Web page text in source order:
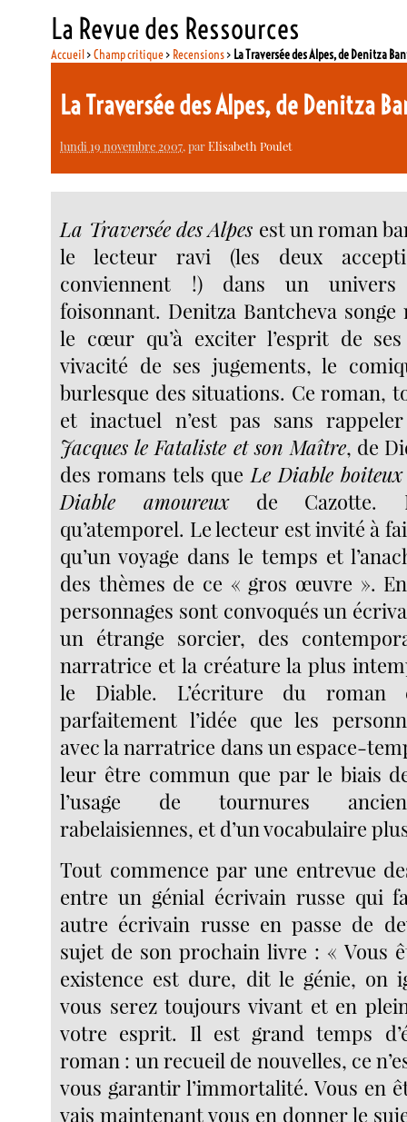
La Revue des Ressources
Accueil>Champ critique> Recensions> La Traversée des Alpes, de Denitza
La Traversée des Alpes, de Denitza
lundi 19 novembre 2007, parElisabeth Poulet
La Traversée des Alpes est un roman
le lecteur ravi (les deux
conviennent !) dans un univers
foisonnant. Denitza Bantcheva
le cœur qu’à exciter l’esprit de
vivacité de ses jugements, le
burlesque des situations. Ce roman,
et inactuel n’est pas sans rappeler
Jacques le Fataliste et son Maître, de
des romans tels que Le Diable boiteux
Diable amoureuxde Cazotte.
qu’atemporel. Le lecteur est invité à
qu’un voyage dans le temps et
des thèmes de ce « gros œuvre ».
personnages sont convoqués un
un étrange sorcier, des
narratrice et la créature la plus
le Diable. L’écriture du roman
parfaitement l’idée que les
avec la narratrice dans un espace-
leur être commun que par le biais
l’usage de tournures
rabelaisiennes, et d’un vocabulaire
Tout commence par une entrevue
entre un génial écrivain russe qui
autre écrivain russe en passe de
sujet de son prochain livre : « Vous
existence est dure, dit le génie, on
vous serez toujours vivant et en
votre esprit. Il est grand temps
roman : un recueil de nouvelles, ce
vous garantir l’immortalité. Vous en
vais maintenant vous en donner le